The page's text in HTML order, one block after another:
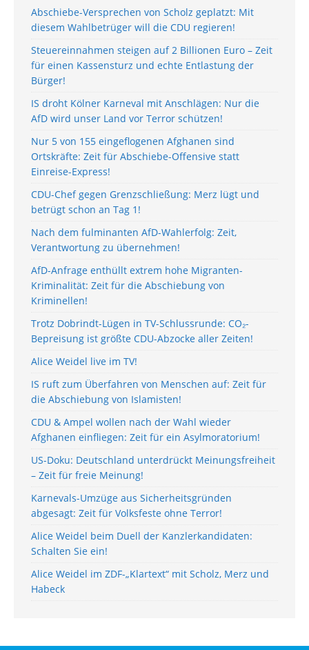
Abschiebe-Versprechen von Scholz geplatzt: Mit
diesem Wahlbetrüger will die CDU regieren!
Steuereinnahmen steigen auf 2 Billionen Euro – Zeit
für einen Kassensturz und echte Entlastung der
Bürger!
IS droht Kölner Karneval mit Anschlägen: Nur die
AfD wird unser Land vor Terror schützen!
Nur 5 von 155 eingeflogenen Afghanen sind
Ortskräfte: Zeit für Abschiebe-Offensive statt
Einreise-Express!
CDU-Chef gegen Grenzschließung: Merz lügt und
betrügt schon an Tag 1!
Nach dem fulminanten AfD-Wahlerfolg: Zeit,
Verantwortung zu übernehmen!
AfD-Anfrage enthüllt extrem hohe Migranten-
Kriminalität: Zeit für die Abschiebung von
Kriminellen!
Trotz Dobrindt-Lügen in TV-Schlussrunde: CO₂-
Bepreisung ist größte CDU-Abzocke aller Zeiten!
Alice Weidel live im TV!
IS ruft zum Überfahren von Menschen auf: Zeit für
die Abschiebung von Islamisten!
CDU & Ampel wollen nach der Wahl wieder
Afghanen einfliegen: Zeit für ein Asylmoratorium!
US-Doku: Deutschland unterdrückt Meinungsfreiheit
– Zeit für freie Meinung!
Karnevals-Umzüge aus Sicherheitsgründen
abgesagt: Zeit für Volksfeste ohne Terror!
Alice Weidel beim Duell der Kanzlerkandidaten:
Schalten Sie ein!
Alice Weidel im ZDF-„Klartext“ mit Scholz, Merz und
Habeck